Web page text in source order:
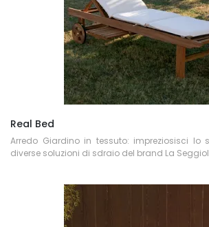
Real Bed
Arredo Giardino in tessuto: impreziosisci lo
diverse soluzioni di sdraio del brand La